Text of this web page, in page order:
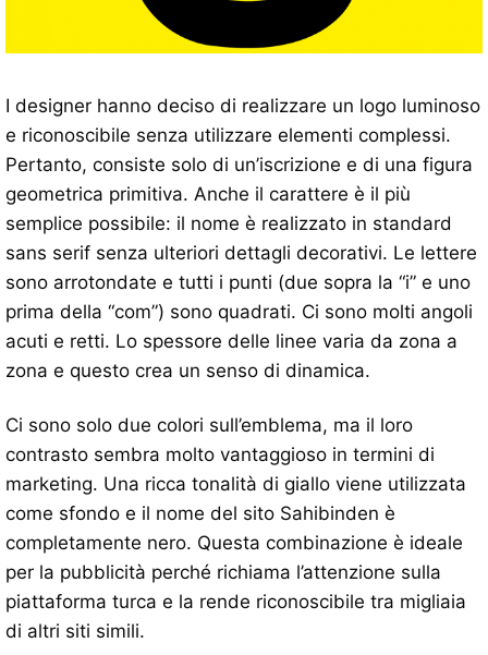
I designer hanno deciso di realizzare un logo luminoso
e riconoscibile senza utilizzare elementi complessi.
Pertanto, consiste solo di un’iscrizione e di una figura
geometrica primitiva. Anche il carattere è il più
semplice possibile: il nome è realizzato in standard
sans serif senza ulteriori dettagli decorativi. Le lettere
sono arrotondate e tutti i punti (due sopra la “i” e uno
prima della “com”) sono quadrati. Ci sono molti angoli
acuti e retti. Lo spessore delle linee varia da zona a
zona e questo crea un senso di dinamica.
Ci sono solo due colori sull’emblema, ma il loro
contrasto sembra molto vantaggioso in termini di
marketing. Una ricca tonalità di giallo viene utilizzata
come sfondo e il nome del sito Sahibinden è
completamente nero. Questa combinazione è ideale
per la pubblicità perché richiama l’attenzione sulla
piattaforma turca e la rende riconoscibile tra migliaia
di altri siti simili.